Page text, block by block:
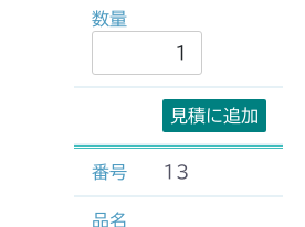
見積に追加
13